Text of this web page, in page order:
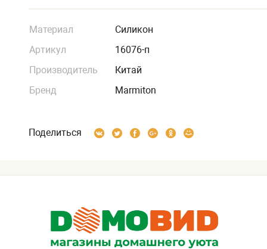
Материал
Силикон
Артикул
16076-п
Производитель
Китай
Бренд
Marmiton
Поделиться